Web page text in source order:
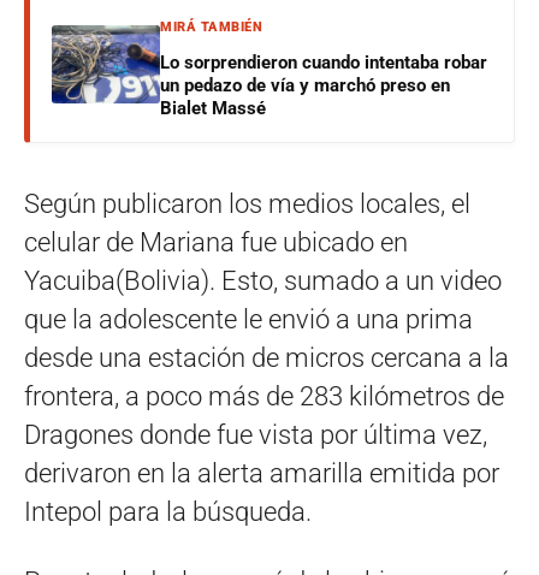
MIRÁ TAMBIÉN
Lo sorprendieron cuando intentaba robar
un pedazo de vía y marchó preso en
Bialet Massé
Según publicaron los medios locales, el
celular de Mariana fue ubicado en
Yacuiba(Bolivia). Esto, sumado a un video
que la adolescente le envió a una prima
desde una estación de micros cercana a la
frontera, a poco más de 283 kilómetros de
Dragones donde fue vista por última vez,
derivaron en la alerta amarilla emitida por
Intepol para la búsqueda.